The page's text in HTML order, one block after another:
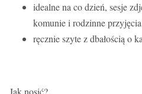
idealne na co dzień, sesje
komunie i rodzinne
ręcznie szyte z dbałością o
Jak nosić?